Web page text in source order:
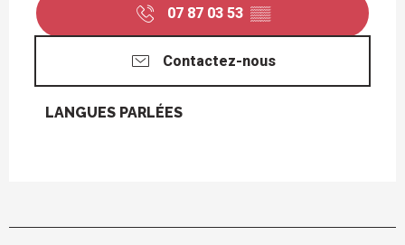
07 87 03 53 ▒▒
Contactez-nous
LANGUES PARLÉES
LANGUES PARLÉES